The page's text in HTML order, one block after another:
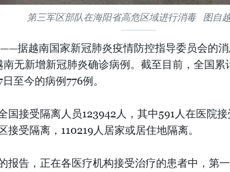
第三军区部队在海阳省高危区域进行消毒 图自
据越南国家新冠肺炎疫情防控指导委员会的
南无新增新冠肺炎确诊病例。截至目前，全国累
至今的病例776例。
国接受隔离人员123942人，其中591人在医院
接受隔离，110219人居家或居住地隔离。
报告，正在各医疗机构接受治疗的患者中，第